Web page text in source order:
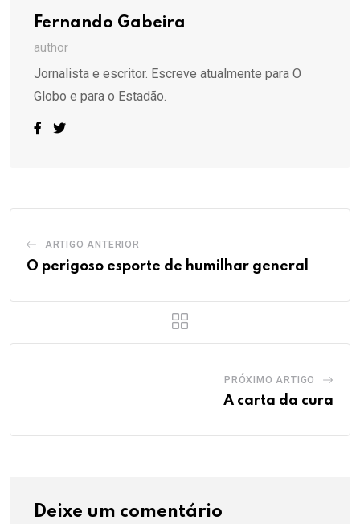
Fernando Gabeira
author
Jornalista e escritor. Escreve atualmente para O
Globo e para o Estadão.
ARTIGO ANTERIOR
O perigoso esporte de humilhar general
PRÓXIMO ARTIGO
A carta da cura
Deixe um comentário